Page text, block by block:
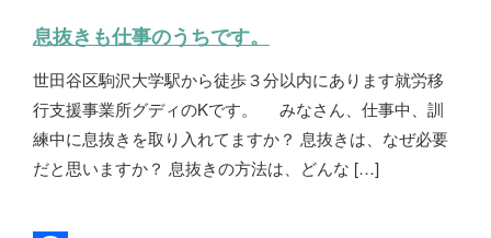
o
o
k
t
e
r
e
息抜きも仕事のうちです。
世田谷区駒沢大学駅から徒歩３分以内にあります就労移
行支援事業所グディのKです。 みなさん、仕事中、訓
練中に息抜きを取り入れてますか？ 息抜きは、なぜ必要
だと思いますか？ 息抜きの方法は、どんな […]